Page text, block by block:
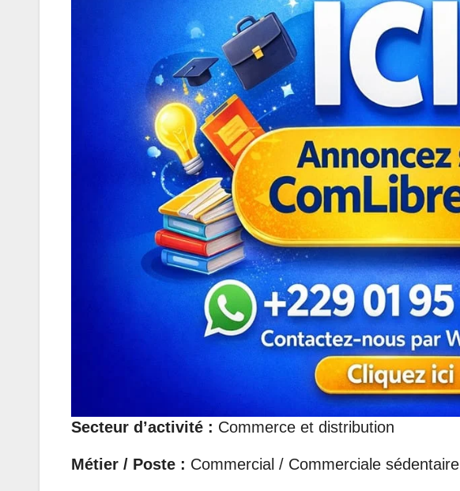
Secteur d’activité : Commerce et distribution
Métier / Poste : Commercial / Commerciale sédentaire